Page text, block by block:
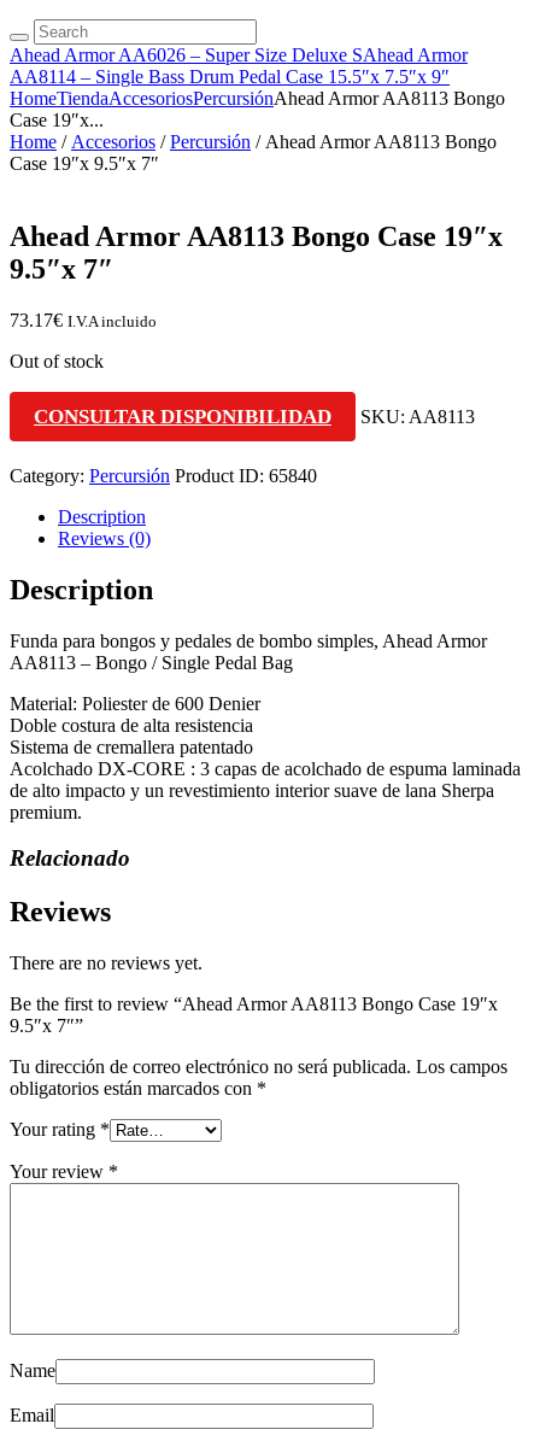
Ahead Armor AA6026 – Super Size Deluxe SAhead Armor
AA8114 – Single Bass Drum Pedal Case 15.5″x 7.5″x 9″
HomeTiendaAccesoriosPercursiónAhead Armor AA8113 Bongo
Case 19″x...
Home / Accesorios /Percursión / Ahead Armor AA8113 Bongo
Case 19″x 9.5″x 7″
Ahead Armor AA8113 Bongo Case 19″x
9.5″x 7″
73.17€ I.V.A incluido
Out of stock
CONSULTAR DISPONIBILIDAD SKU: AA8113
Category: Percursión Product ID: 65840
Description
Reviews (0)
Description
Funda para bongos y pedales de bombo simples, Ahead Armor
AA8113 – Bongo / Single Pedal Bag
Material: Poliester de 600 Denier
Doble costura de alta resistencia
Sistema de cremallera patentado
Acolchado DX-CORE : 3 capas de acolchado de espuma laminada
de alto impacto y un revestimiento interior suave de lana Sherpa
premium.
Relacionado
Reviews
There are no reviews yet.
Be the first to review “Ahead Armor AA8113 Bongo Case 19″x
9.5″x 7″”
Tu dirección de correo electrónico no será publicada. Los campos
obligatorios están marcados con *
Your rating *
Your review *
Name
Email